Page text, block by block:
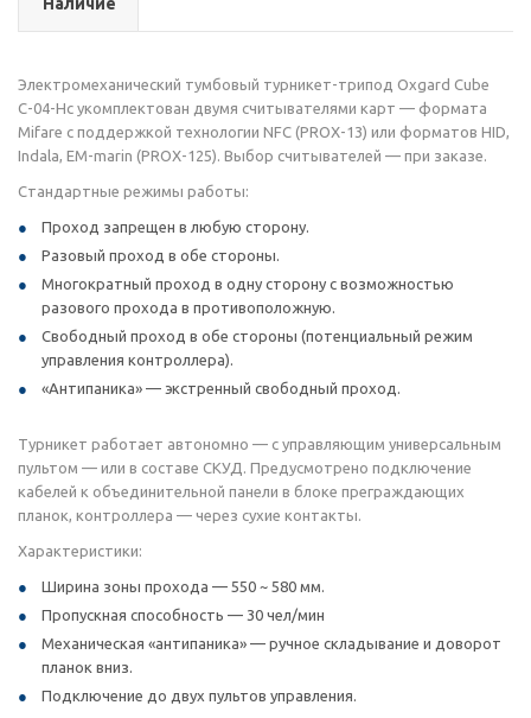
Электромеханический тумбовый турникет-трипод Oxgard Cube
С-04-Hc укомплектован двумя считывателями карт — формата
Mifare с поддержкой технологии NFC (PROX-13) или форматов HID,
Indala, ЕМ-marin (PROX-125). Выбор считывателей — при заказе.
Стандартные режимы работы:
Проход запрещен в любую сторону.
Разовый проход в обе стороны.
Многократный проход в одну сторону с возможностью
разового прохода в противоположную.
Свободный проход в обе стороны (потенциальный режим
управления контроллера).
«Антипаника» — экстренный свободный проход.
Турникет работает автономно — с управляющим универсальным
пультом — или в составе СКУД. Предусмотрено подключение
кабелей к объединительной панели в блоке преграждающих
планок, контроллера — через сухие контакты.
Характеристики:
Ширина зоны прохода — 550 ~ 580 мм.
Пропускная способность — 30 чел/мин
Механическая «антипаника» — ручное складывание и доворот
планок вниз.
Подключение до двух пультов управления.